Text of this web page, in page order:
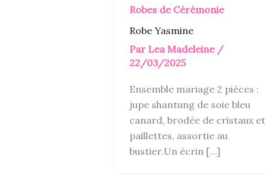
Robes de Cérémonie
Robe Yasmine
Par Lea Madeleine /
22/03/2025
Ensemble mariage 2 pièces :
jupe shantung de soie bleu
canard, brodée de cristaux et
paillettes, assortie au
bustier.Un écrin […]